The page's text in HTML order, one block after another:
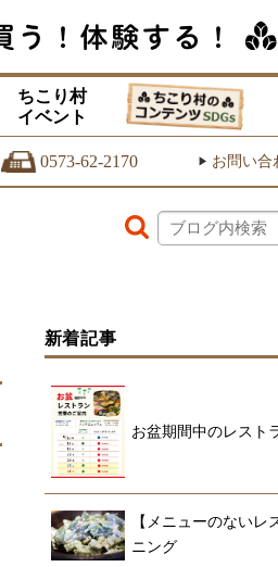
ちこり村
イベント
0573-62-2170 ▶ お問い合
新着記事
お盆期間中のレスト
【メニューのないレ
ニング